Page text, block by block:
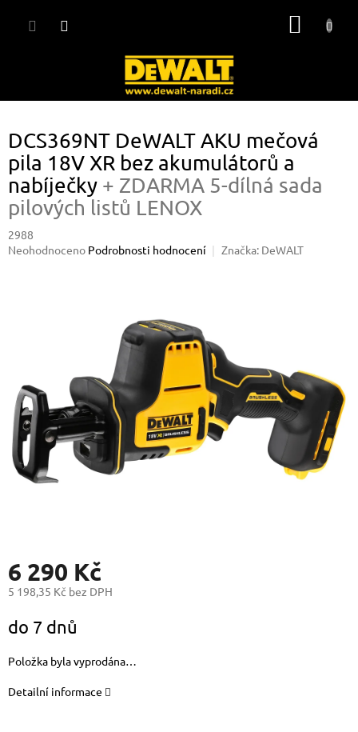
DCS369NT DeWALT AKU mečová
pila 18V XR bez akumulátorů a
nabíječky + ZDARMA 5-dílná sada
pilových listů LENOX
2988
Průměrné
Neohodnoceno Podrobnosti hodnocení Značka: DeWALT
6 290 Kč
5 198,35 Kč bez DPH
cena:
do 7 dnů
Položka byla vyprodána…
Detailní informace